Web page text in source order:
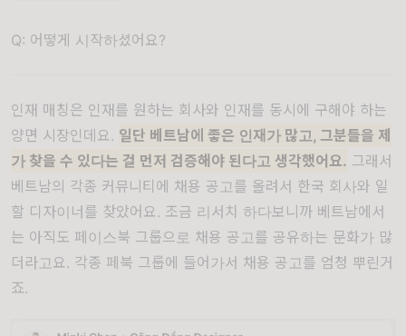
Q: 어떻게 시작하셨어요?
인재 매칭은 인재를 원하는 회사와 인재를 동시에 구해야 하는
양면 시장인데요. 일단 베트남에 좋은 인재가 많고, 그분들을 제
가 찾을 수 있다는 걸 먼저 검증해야 된다고 생각했어요. 그래서
베트남의 각종 커뮤니티에 채용 공고를 올려서 한국 회사와 일
할 디자이너를 찾았어요. 조금 리서치 하다보니까 베트남에서
는 아직도 페이스북 그룹으로 채용 공고를 공유하는 문화가 많
더라고요. 각종 페북 그룹에 들어가서 채용 공고를 엄청 뿌린거
죠.